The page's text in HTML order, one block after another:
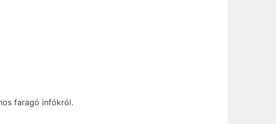
faragó infókról.